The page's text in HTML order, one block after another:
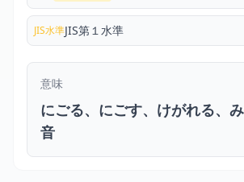
JIS水準JIS第１水準
意味
にごる、にごす、けがれる、
音